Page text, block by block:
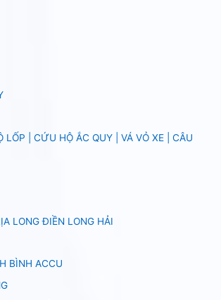
LỐP | CỨU HỘ ẮC QUY | VÁ VỎ XE | CÂU
LONG ĐIỀN LONG HẢI
BÌNH ACCU